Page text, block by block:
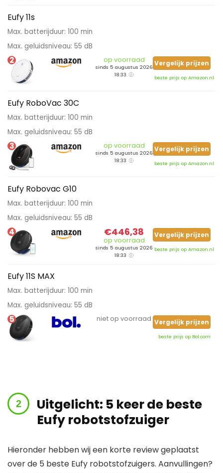
Eufy 11s
Max. batterijduur: 100 min
Max. geluidsniveau: 55 dB
2 op voorraad
sinds 5 augustus 2026
18:33
Vergelijk prijzen
beste prijs op Amazon.nl
Eufy RoboVac 30C
Max. batterijduur: 100 min
Max. geluidsniveau: 55 dB
3 op voorraad
sinds 5 augustus 2026
18:33
Vergelijk prijzen
beste prijs op Amazon.nl
Eufy Robovac G10
Max. batterijduur: 100 min
Max. geluidsniveau: 55 dB
4 €446,38
op voorraad
sinds 5 augustus 2026
18:33
Vergelijk prijzen
beste prijs op Amazon.nl
Eufy 11S MAX
Max. batterijduur: 100 min
Max. geluidsniveau: 55 dB
5 niet op voorraad Vergelijk prijzen
beste prijs op Bol.com
Uitgelicht: 5 keer de beste
Eufy robotstofzuiger
Hieronder hebben wij een korte review geplaatst
over de 5 beste Eufy robotstofzuigers. Aanvullingen?